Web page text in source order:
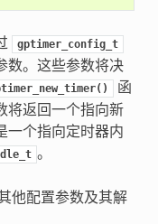
gptimer_config_t
数。这些参数将决
函
将返回一个指向新
一个指向定时器内
。
他配置参数及其解